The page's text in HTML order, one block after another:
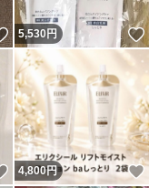
いいね！
5,530 円
いいね！
4,800円